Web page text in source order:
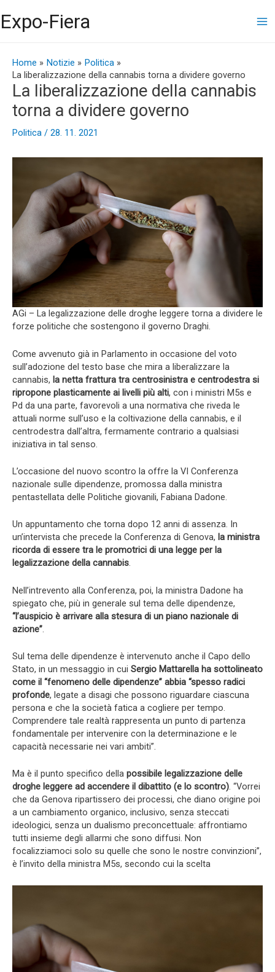
al
contenuto
Expo-Fiera
Home Notizie
Politica
La liberalizzazione della cannabis torna a dividere governo
La liberalizzazione della cannabis
torna a dividere governo
Politica / 28. 11. 2021
AGi – La legalizzazione delle droghe leggere torna a dividere le
forze politiche che sostengono il governo Draghi.
Come avvenuto già in Parlamento in occasione del voto
sull’adozione del testo base che mira a liberalizzare la
cannabis, la netta frattura tra centrosinistra e centrodestra si
ripropone plasticamente ai livelli più alti, con i ministri M5s e
Pd da una parte, favorevoli a una normativa che riveda le
attuali norme sull’uso e la coltivazione della cannabis, e il
centrodestra dall’altra, fermamente contrario a qualsiasi
iniziativa in tal senso.
L’occasione del nuovo scontro la offre la VI Conferenza
nazionale sulle dipendenze, promossa dalla ministra
pentastellata delle Politiche giovanili, Fabiana Dadone.
Un appuntamento che torna dopo 12 anni di assenza. In
un’intervista che precede la Conferenza di Genova, la ministra
ricorda di essere tra le promotrici di una legge per la
legalizzazione della cannabis.
Nell’intrevento alla Conferenza, poi, la ministra Dadone ha
spiegato che, più in generale sul tema delle dipendenze,
“l’auspicio è arrivare alla stesura di un piano nazionale di
azione”.
Sul tema delle dipendenze è intervenuto anche il Capo dello
Stato, in un messaggio in cui Sergio Mattarella ha sottolineato
come il “fenomeno delle dipendenze” abbia “spesso radici
profonde, legate a disagi che possono riguardare ciascuna
persona e che la società fatica a cogliere per tempo.
Comprendere tale realtà rappresenta un punto di partenza
fondamentale per intervenire con la determinazione e le
capacità necessarie nei vari ambiti”.
Ma è il punto specifico della possibile legalizzazione delle
droghe leggere ad accendere il dibattito (e lo scontro). “Vorrei
che da Genova ripartissero dei processi, che diano origine poi
a un cambiamento organico, inclusivo, senza steccati
ideologici, senza un dualismo preconcettuale: affrontiamo
tutti insieme degli allarmi che sono diffusi. Non
focalizziamoci solo su quelle che sono le nostre convinzioni”,
è l’invito della ministra M5s, secondo cui la scelta
articoli